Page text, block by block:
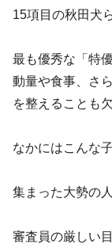
15項目の秋田犬
最も優秀な「特
動量や食事、さ
を整えることも
なかにはこんな子
集まった大勢の
審査員の厳しい